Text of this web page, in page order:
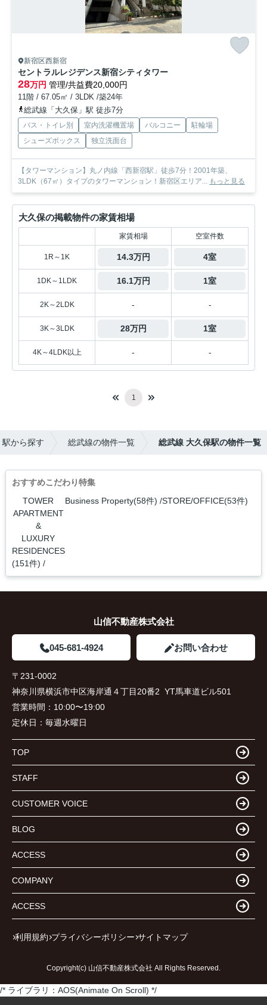
新宿区西新宿
セントラルレジデンス新宿シティタワー
28万円 管理/共益費20,000円
11階 / 67.05㎡ / 3LDK /築24年
総武線「大久保」駅 徒歩7分
バス・トイレ別 室内洗濯機置場 バルコニー
駐輪場
シューズボックス
独立洗面台
【タワーマンション】丸ノ内線「西新宿駅」徒歩7分！2001年築、
3LDK（67㎡）タイプのタワーマンション！新宿区エリア... もっと見る
大久保の掲載物件の家賃相場
家賃相場 空室件数
1R～1K 14.3万円 4室
1DK～1LDK 16.1万円 1室
2K～2LDK - -
3K～3LDK 28万円 1室
4K～4LDK以上 - -
1
駅から探す 総武線の物件一覧 総武線 大久保駅の物件一覧
おすすめこだわり特集
TOWER
APARTMENT
&
LUXURY
RESIDENCES
(151件)
Business Property(58件) STORE/OFFICE(53件)
山信不動産株式会社
045-681-4924 お問い合わせ
〒231-0002
神奈川県横浜市中区海岸通４丁目20番2 YT馬車道ビル501
営業時間： 10:00〜19:00
定休日： 毎週水曜日
TOP
STAFF
CUSTOMER VOICE
BLOG
ACCESS
COMPANY
ACCESS
利用規約 プライバシーポリシー サイトマップ
Copyright(c) 山信不動産株式会社 All Rights Reserved.
/* ライブラリ：AOS(Animate On Scroll) */